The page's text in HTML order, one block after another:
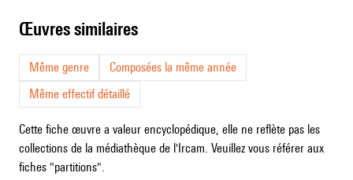
œuvres similaires
Même genre
Composées la même année
Même effectif détaillé
Cette fiche œuvre a valeur encyclopédique, elle ne reflète pas les
collections de la médiathèque de l'Ircam. Veuillez vous référer aux
fiches "partitions".